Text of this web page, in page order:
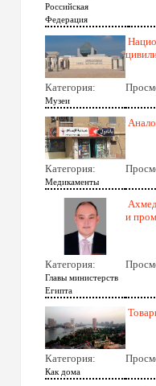
Российская
Федерация
Категория:
Музеи
Категория:
Медикаменты
и
Категория:
Главы министерств
Египта
Категория:
Как дома